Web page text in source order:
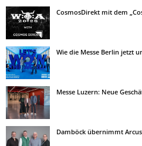
CosmosDirekt mit dem
Wie die Messe Berlin jetzt
Messe Luzern: Neue
Damböck übernimmt